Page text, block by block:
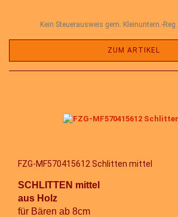
Kein Steuerausweis gem. Kleinuntern.-
ZUM ARTIKEL
FZG-MF570415612 Schlitten mittel
SCHLITTEN mittel
aus Holz
für Bären ab 8cm